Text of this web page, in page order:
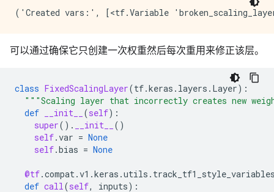
可以通过确保它只创建一次权重然后每次重用来修正该层。
class FixedScalingLayer(tf.keras . layers . Layer):
"""Scaling layer that incorrectly creates new
def
__init__ (self):
super() . __init__
()
self.var = None
self.bias = None
@tf.compat.v1 .keras .utils .
def call(self, inputs):